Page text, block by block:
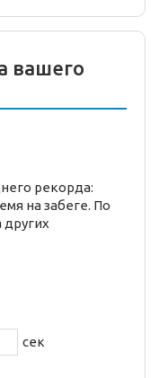
вашего
рекорда:
на забеге. По
других
сек